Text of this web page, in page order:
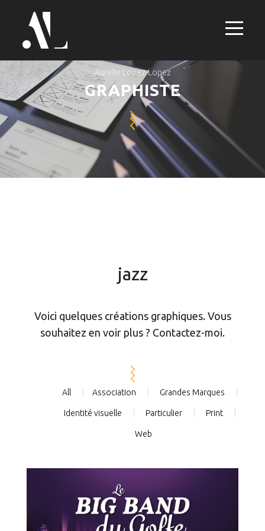
Aurélie Lopez-Lopez
GRAPHISTE
jazz
Voici quelques créations graphiques. Vous
souhaitez en voir plus ? Contactez-moi.
All Association Grandes Marques
Identité visuelle Particulier Print
Web